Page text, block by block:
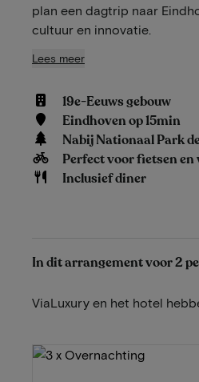
plan een dagtrip naar
cultuur en innovatie.
Lees meer
19e-Eeuws gebouw
Eindhoven op 15min
Nabij Nationaal Park
Perfect voor fietsen en
Inclusief diner
In dit arrangement voor 2
ViaLuxury en het hotel